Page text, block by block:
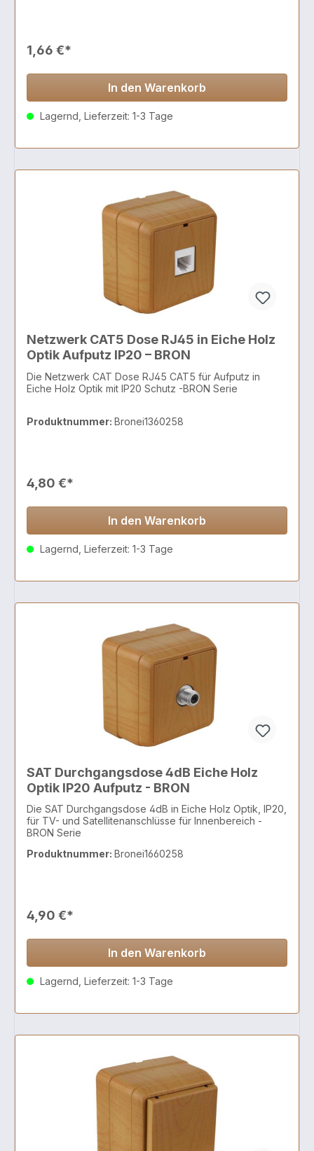
1,66 €*
In den Warenkorb
Lagernd, Lieferzeit: 1-3 Tage
Netzwerk CAT5 Dose RJ45 in Eiche Holz
Optik Aufputz IP20 – BRON
Die Netzwerk CAT Dose RJ45 CAT5 für Aufputz in
Eiche Holz Optik mit IP20 Schutz -BRON Serie
Produktnummer: Bronei1360258
4,80 €*
In den Warenkorb
Lagernd, Lieferzeit: 1-3 Tage
SAT Durchgangsdose 4dB Eiche Holz
Optik IP20 Aufputz - BRON
Die SAT Durchgangsdose 4dB in Eiche Holz Optik, IP20,
für TV- und Satellitenanschlüsse für Innenbereich -
BRON Serie
Produktnummer: Bronei1660258
4,90 €*
In den Warenkorb
Lagernd, Lieferzeit: 1-3 Tage